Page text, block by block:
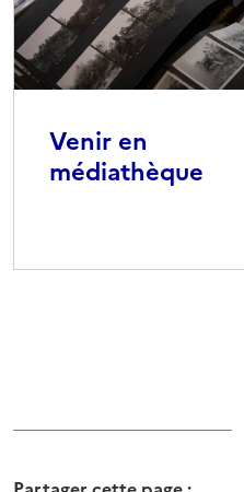
Venir en
médiathèque